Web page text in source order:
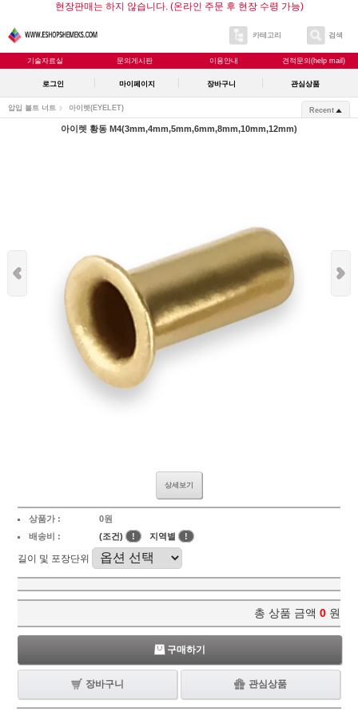
현장판매는 하지 않습니다. (온라인 주문 후 현장 수령 가능)
카테고리 검색
기술자료실 문의게시판 이용안내 견적문의(help mail)
로그인 마이페이지 장바구니 관심상품
압입 볼트 너트 아이렛(EYELET) Recent
아이렛 황동 M4(3mm,4mm,5mm,6mm,8mm,10mm,12mm)
상세보기
상품가 :
0원
배송비 :
(조건) ! 지역별 !
길이 및 포장단위
총 상품 금액 0 원
구매하기
장바구니 관심상품